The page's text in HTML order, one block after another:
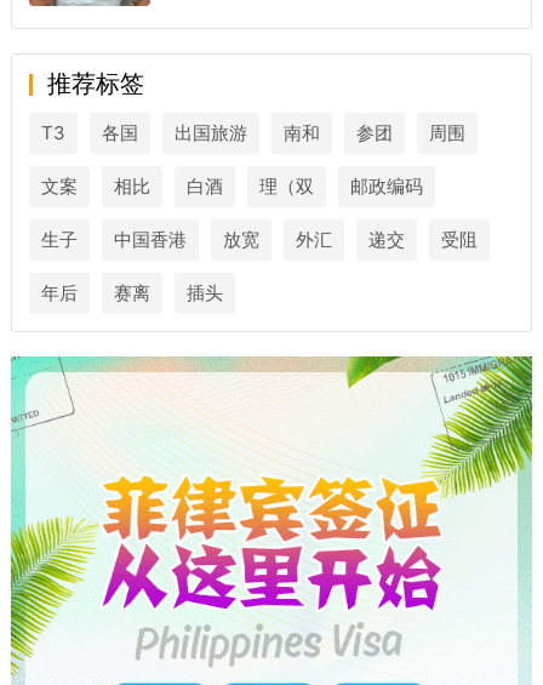
推荐标签
T3 各国 出国旅游 南和 参团 周围
文案 相比 白酒 理（双 邮政编码
生子 中国香港 放宽 外汇 递交 受阻
年后 赛离 插头